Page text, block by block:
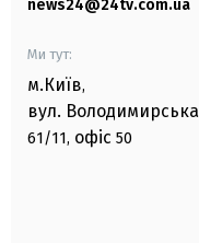
news24@24tv.com.ua
Ми тут:
м.Київ,
вул. Володимирська
61/11, офіс 50